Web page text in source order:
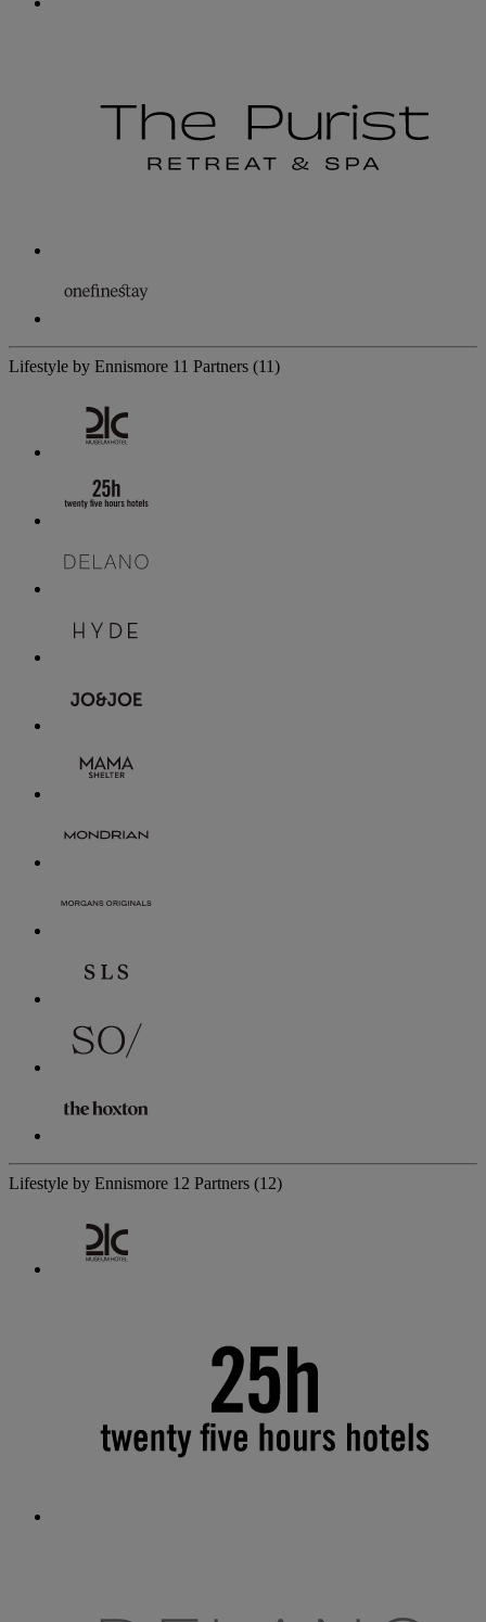
Lifestyle by Ennismore 11 Partners (11)
Lifestyle by Ennismore 12 Partners (12)